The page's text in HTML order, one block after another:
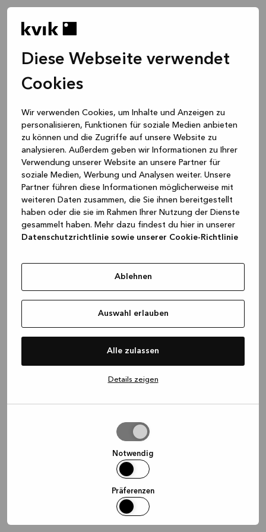
Diese Webseite verwendet
Cookies
Wir verwenden Cookies, um Inhalte und Anzeigen zu
personalisieren, Funktionen für soziale Medien anbieten
zu können und die Zugriffe auf unsere Website zu
analysieren. Außerdem geben wir Informationen zu Ihrer
Verwendung unserer Website an unsere Partner für
soziale Medien, Werbung und Analysen weiter. Unsere
Partner führen diese Informationen möglicherweise mit
weiteren Daten zusammen, die Sie ihnen bereitgestellt
haben oder die sie im Rahmen Ihrer Nutzung der Dienste
gesammelt haben. Mehr dazu findest du hier in unserer
Datenschutzrichtlinie sowie unserer Cookie-Richtlinie
Ablehnen
Auswahl erlauben
Alle zulassen
Details zeigen
Notwendig
Präferenzen
loadingwww.kvik.de (see the browser console for more
information)